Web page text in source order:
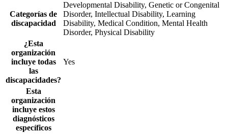
Categorías de
discapacidad
Developmental Disability, Genetic or Congenital
Disorder, Intellectual Disability, Learning
Disability, Medical Condition, Mental Health
Disorder, Physical Disability
¿Esta
organización
incluye todas
las
discapacidades?
Yes
Esta
organización
incluye estos
diagnósticos
específicos